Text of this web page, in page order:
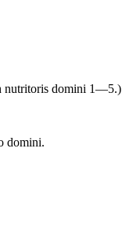
nutritoris domini 1—5.)
domini.